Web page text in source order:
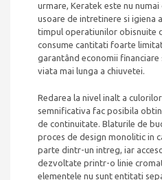
urmare, Keratek este nu
usoare de intretinere si igiena
timpul operatiunilor obisnuite
consume cantitati foarte
garantând economii financiare
viata mai lunga a chiuvetei.
Redarea la nivel inalt a
semnificativa fac posibila
de continuitate. Blaturile de
proces de design monolitic in
parte dintr-un intreg, iar
dezvoltate printr-o linie
elementele nu sunt entitati